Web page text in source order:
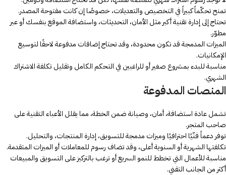
تمنح تحكّماً كبيراً في التخصيص والتعديلات، خصوصًا إن كانت مفتوحة المصدر.
تحتاج إلى إدارة تقنية أكبر مثل الأمان، التحديثات، واستضافة الموقع بنفسك أو عبر
مطوّر.
الميزات المدمجة قد تكون محدودة، وقد تحتاج إضافات مدفوعة لاحقًا لتوسيع
الإمكانيات.
مناسبة للبدء بمشروع صغير أو للراغبين في التحكم الكامل وتقليل تكلفة الاشتراك
الشهري.
المنصات المدفوعة
تشمل عادة استضافة، أمان، وصيانة ضمن الخطة، مما يقلل الأعباء التقنية على
صاحب المتجر.
توفر دعماً فنّيًا احترافيًا وميزات مدمجة للتسويق، إدارة المنتجات، والتحليل.
تكلفتها الشهرية أو السنوية أعلى، وقد تضاف رسوم للمعاملات أو الميزات المتقدمة.
مناسبة للأعمال التي تخطط للنمو السريع أو ترغب بالتركيز على التسويق والمبيعات
أكثر من الجانب التقني.